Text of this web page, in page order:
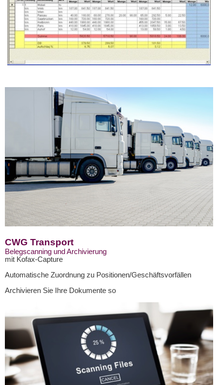
CWG Transport
Belegscanning und Archivierung
mit Kofax-Capture
Automatische Zuordnung zu Positionen/Geschäftsvorfällen
Archivieren Sie Ihre Dokumente so